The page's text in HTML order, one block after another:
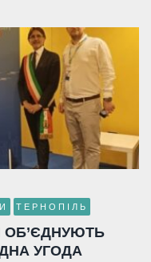
ТЕРНОПІЛЬ
ОБ’ЄДНУЮТЬ
УГОДА